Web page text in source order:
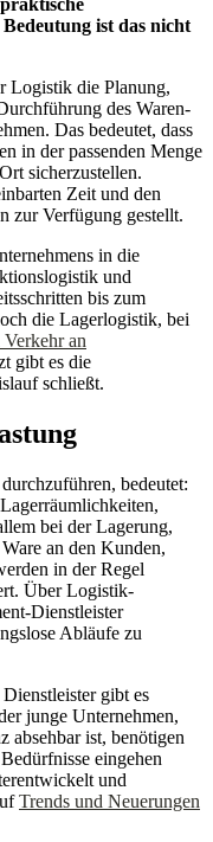
ist das nicht
Logistik die Planung,
des Waren-
Das bedeutet, dass
in der passenden Menge
sicherzustellen.
Zeit und den
zur Verfügung gestellt.
in die
und
bis zum
die Lagerlogistik, bei
an
gibt es die
schließt.
bedeutet:
bei der Lagerung,
an den Kunden,
in der Regel
Über Logistik-
Dienstleister
Abläufe zu
gibt es
junge Unternehmen,
absehbar ist, benötigen
eingehen
und
Trends und Neuerungen